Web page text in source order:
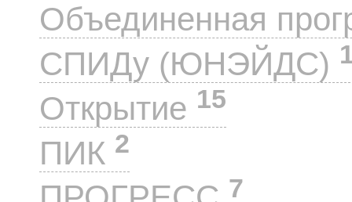
Объединенная
СПИДу (ЮНЭЙДС)
Открытие 15
ПИК 2
7